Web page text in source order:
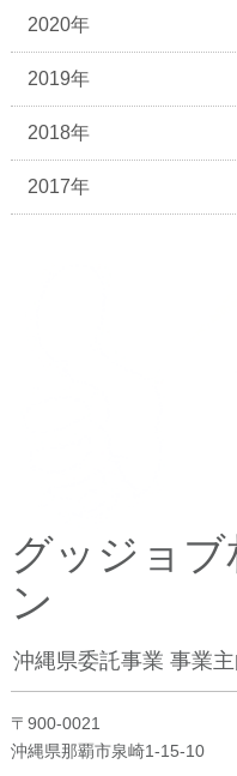
2020年
2019年
2018年
2017年
グッジョブ
ン
沖縄県委託事業 事業
〒900-0021
沖縄県那覇市泉崎1-15-10